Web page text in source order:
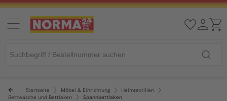
Startseite Möbel & Einrichtung
Heimtextilien
Bettwäsche und Bettlaken
Spannbettlaken